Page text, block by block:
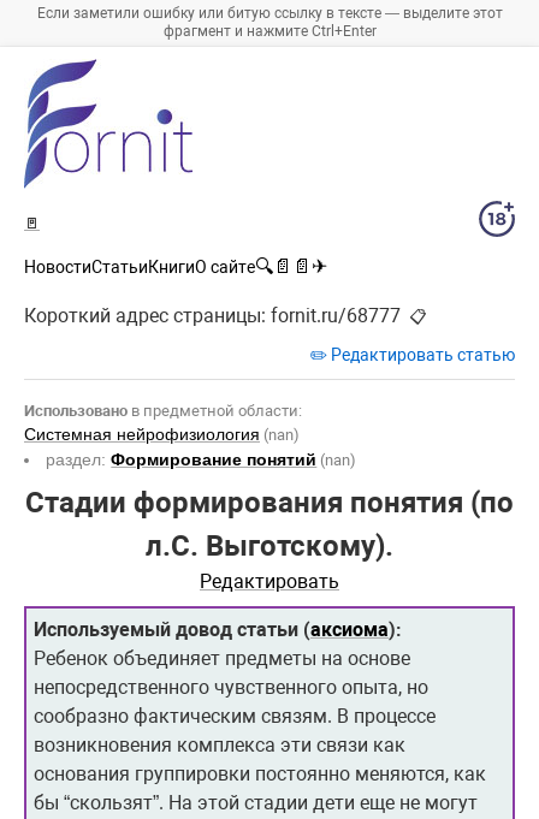
Если заметили ошибку или битую ссылку в тексте — выделите этот
фрагмент и нажмите Ctrl+Enter
🚪
НовостиСтатьиКнигиО сайте🔍 📄 📄 ✈
Короткий адрес страницы: fornit.ru/68777 📋
✏️ Редактировать статью
Использовано в предметной области:
Системная нейрофизиология (nan)
раздел:Формирование понятий (nan)
Стадии формирования понятия (по
л.С. Выготскому).
Редактировать
Используемый довод статьи (аксиома):
Ребенок объединяет предметы на основе
непосредственного чувственного опыта, но
сообразно фактическим связям. В процессе
возникновения комплекса эти связи как
основания группировки постоянно меняются, как
бы “скользят”. На этой стадии дети еще не могут